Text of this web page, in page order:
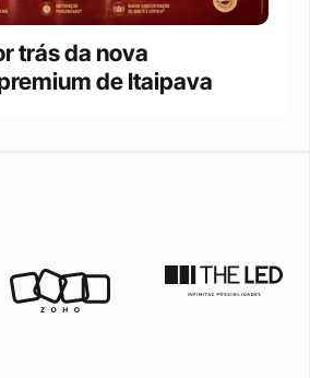
trás da nova
de Itaipava